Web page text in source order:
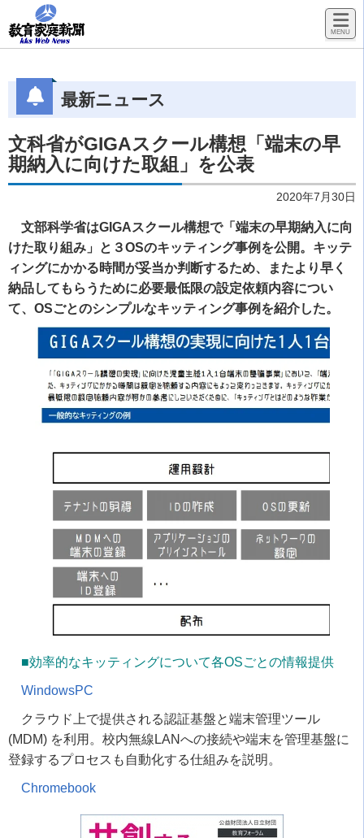
最新ニュース
文科省がGIGAスクール構想「端末の早
期納入に向けた取組」を公表
2020年7月30日
文部科学省はGIGAスクール構想で「端末の早期納入に向
けた取り組み」と３OSのキッティング事例を公開。キッテ
ィングにかかる時間が妥当か判断するため、またより早く
納品してもらうために必要最低限の設定依頼内容につい
て、OSごとのシンプルなキッティング事例を紹介した。
■効率的なキッティングについて各OSごとの情報提供
WindowsPC
クラウド上で提供される認証基盤と端末管理ツール
(MDM) を利用。校内無線LANへの接続や端末を管理基盤に
登録するプロセスも自動化する仕組みを説明。
Chromebook